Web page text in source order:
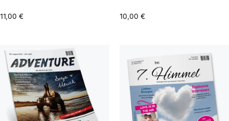
11,00 € 10,00 €